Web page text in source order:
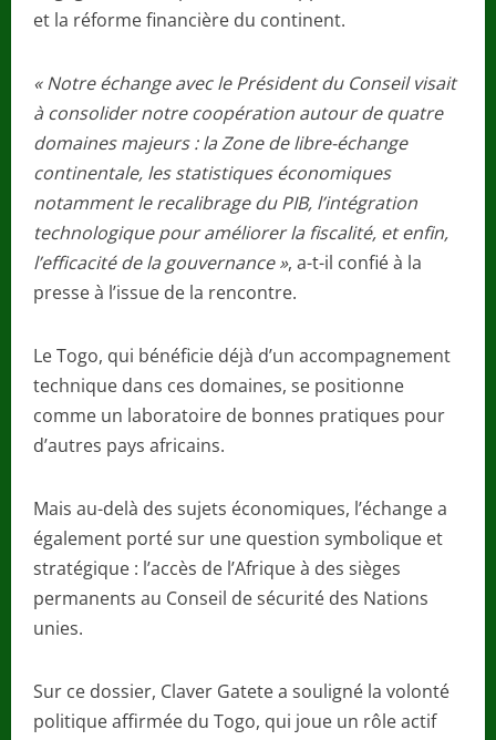
et la réforme financière du continent.
« Notre échange avec le Président du Conseil visait
à consolider notre coopération autour de quatre
domaines majeurs : la Zone de libre-échange
continentale, les statistiques économiques
notamment le recalibrage du PIB, l’intégration
technologique pour améliorer la fiscalité, et enfin,
l’efficacité de la gouvernance », a-t-il confié à la
presse à l’issue de la rencontre.
Le Togo, qui bénéficie déjà d’un accompagnement
technique dans ces domaines, se positionne
comme un laboratoire de bonnes pratiques pour
d’autres pays africains.
Mais au-delà des sujets économiques, l’échange a
également porté sur une question symbolique et
stratégique : l’accès de l’Afrique à des sièges
permanents au Conseil de sécurité des Nations
unies.
Sur ce dossier, Claver Gatete a souligné la volonté
politique affirmée du Togo, qui joue un rôle actif